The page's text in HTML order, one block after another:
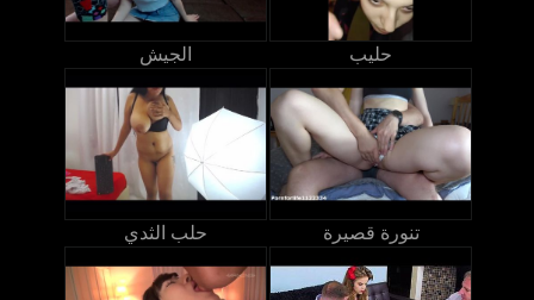
الجيش حليب
حلب الثدي تنورة قصيرة